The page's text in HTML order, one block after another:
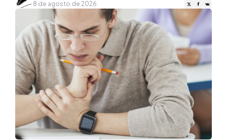
by
8 de agosto de 2026